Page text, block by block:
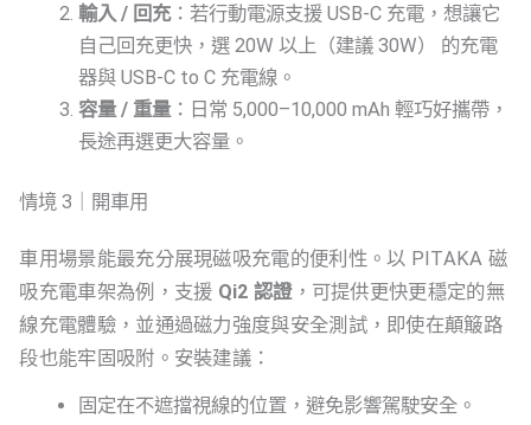
輸入 / 回充：若行動電源支援 USB-C 充電，想讓它
自己回充更快，選 20W 以上（建議 30W） 的充電
器與 USB-C to C 充電線。
容量 / 重量：日常 5,000–10,000 mAh 輕巧好攜帶，
長途再選更大容量。
情境 3｜開車用
車用場景能最充分展現磁吸充電的便利性。以 PITAKA 磁
吸充電車架為例，支援 Qi2 認證，可提供更快更穩定的無
線充電體驗，並通過磁力強度與安全測試，即使在顛簸路
段也能牢固吸附。安裝建議：
固定在不遮擋視線的位置，避免影響駕駛安全。